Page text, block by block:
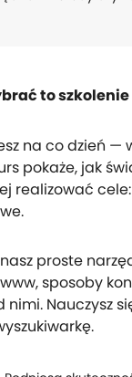
to szkolenie
na co dzień —
pokaże, jak
realizować
proste
sposoby
Nauczysz